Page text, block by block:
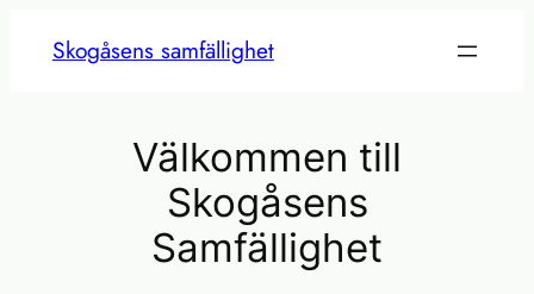
Skogåsens samfällighet
Välkommen till
Skogåsens
Samfällighet